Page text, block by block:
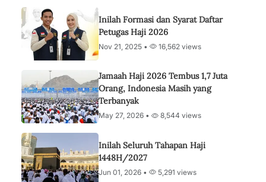
Inilah Formasi dan Syarat Daftar
Petugas Haji 2026
Nov 21, 2025 • 16,562 views
Jamaah Haji 2026 Tembus 1,7 Juta
Orang, Indonesia Masih yang
Terbanyak
May 27, 2026 • 8,544 views
Inilah Seluruh Tahapan Haji
1448H/2027
Jun 01, 2026 • 5,291 views